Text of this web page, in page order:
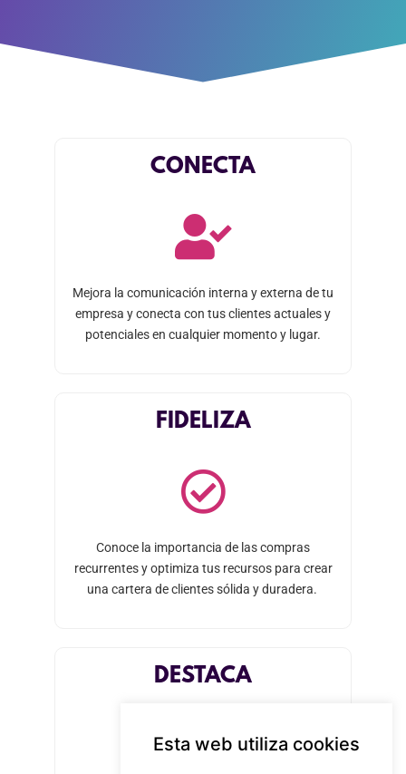
CONECTA
Mejora la comunicación interna y externa de tu
empresa y conecta con tus clientes actuales y
potenciales en cualquier momento y lugar.
FIDELIZA
Conoce la importancia de las compras
recurrentes y optimiza tus recursos para crear
una cartera de clientes sólida y duradera.
DESTACA
Esta web utiliza cookies